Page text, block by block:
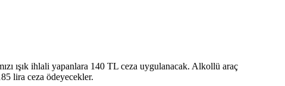
ışık ihlali yapanlara 140 TL ceza uygulanacak. Alkollü araç
lira ceza ödeyecekler.